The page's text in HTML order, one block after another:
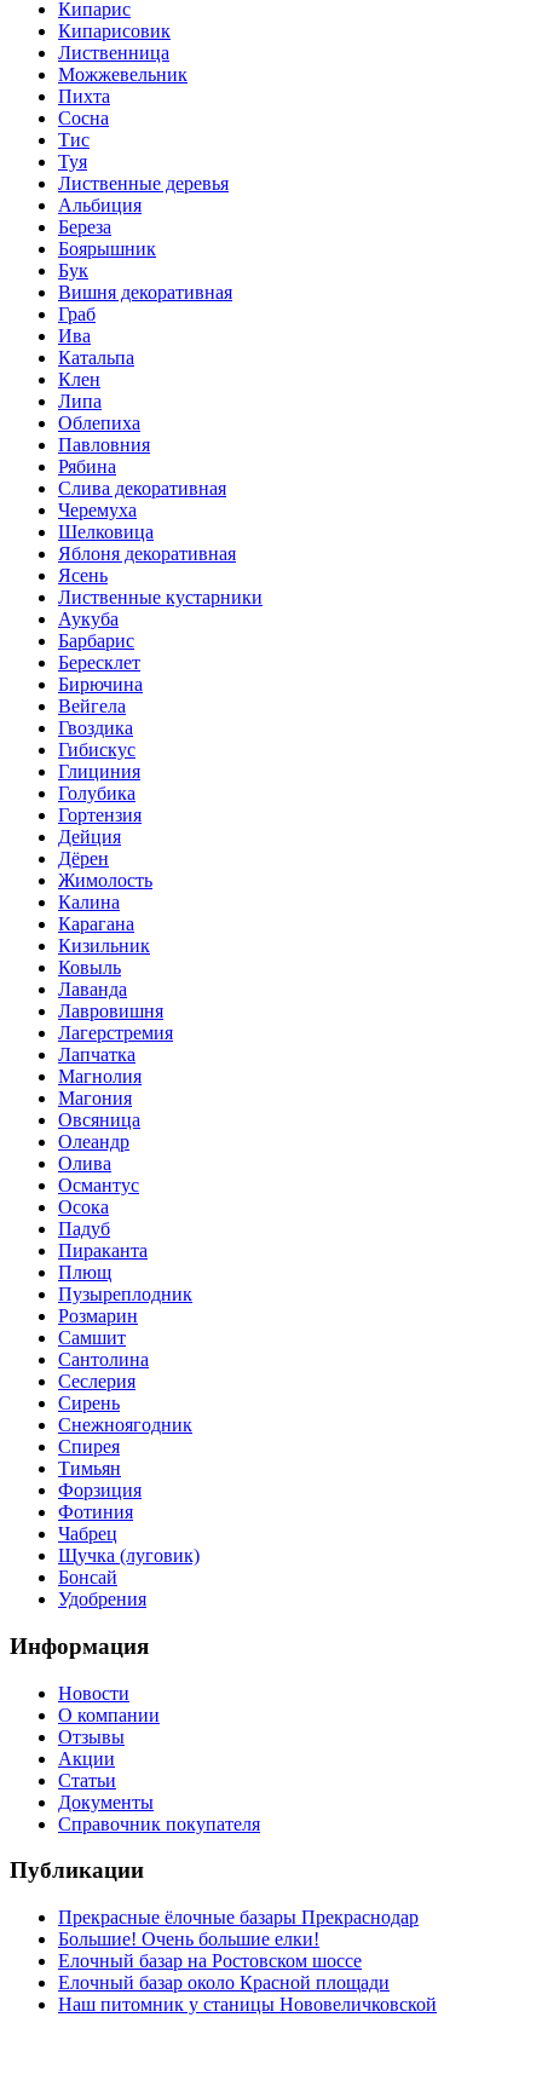
Кипарис
Кипарисовик
Лиственница
Можжевельник
Пихта
Сосна
Тис
Туя
Лиственные деревья
Альбиция
Береза
Боярышник
Бук
Вишня декоративная
Граб
Ива
Катальпа
Клен
Липа
Облепиха
Павловния
Рябина
Слива декоративная
Черемуха
Шелковица
Яблоня декоративная
Ясень
Лиственные кустарники
Аукуба
Барбарис
Бересклет
Бирючина
Вейгела
Гвоздика
Гибискус
Глициния
Голубика
Гортензия
Дейция
Дёрен
Жимолость
Калина
Карагана
Кизильник
Ковыль
Лаванда
Лавровишня
Лагерстремия
Лапчатка
Магнолия
Магония
Овсяница
Олеандр
Олива
Османтус
Осока
Падуб
Пираканта
Плющ
Пузыреплодник
Розмарин
Самшит
Сантолина
Сеслерия
Сирень
Снежноягодник
Спирея
Тимьян
Форзиция
Фотиния
Чабрец
Щучка (луговик)
Бонсай
Удобрения
Информация
Новости
О компании
Отзывы
Акции
Статьи
Документы
Справочник покупателя
Публикации
Прекрасные ёлочные базары Прекраснодар
Большие! Очень большие елки!
Елочный базар на Ростовском шоссе
Елочный базар около Красной площади
Наш питомник у станицы Нововеличковской